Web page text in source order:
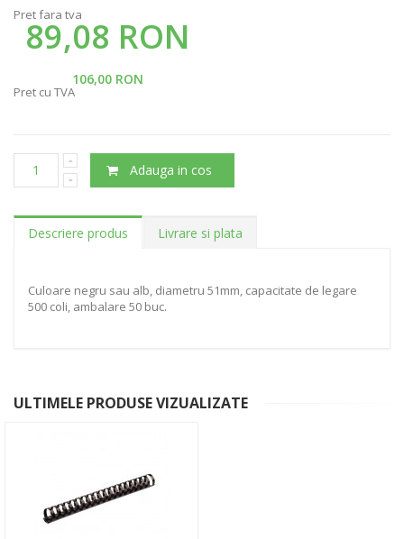
Pret fara tva
89,08 RON
106,00 RON
Pret cu TVA
Adauga in cos
Descriere produs Livrare si plata
Culoare negru sau alb, diametru 51mm, capacitate de legare
500 coli, ambalare 50 buc.
ULTIMELE PRODUSE VIZUALIZATE